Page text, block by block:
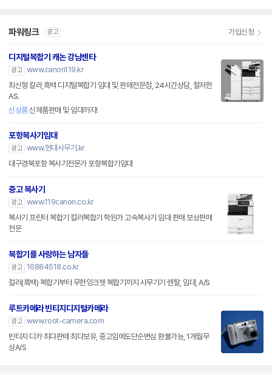
파워링크 광고 가입신청
디지털복합기 캐논 강남센타
광고 www.canon119.kr
최신형 칼라,흑백 디지털복합기 임대 및 판매전문점, 24시간상담, 철저한
AS.
신상품신제품판매 및 임대까지!
포항복사기임대
광고 www.현대사무기.kr
대구경북포항 복사기전문가 포항복합기임대
중고 복사기
광고 www.119canon.co.kr
복사기 프린터 복합기 컬러복합기 학원가 고속복사기 임대 판매 보상판매
전문
복합기를 사랑하는 남자들
광고 16884518.co.kr
컬러(흑백) 복합기부터 무한잉크젯 복합기까지 사무기기 렌탈, 임대, A/S
루트카메라 빈티지디지털카메라
광고 www.root-camera.com
빈티지 디카 최댜판매 최댜보유, 중고임에도단순변심 환불가능, 1개월무
상A/S